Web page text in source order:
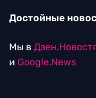
Достойные
Мы в
и Google.News